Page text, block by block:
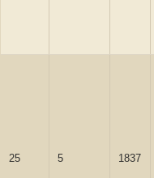
25 5 1837